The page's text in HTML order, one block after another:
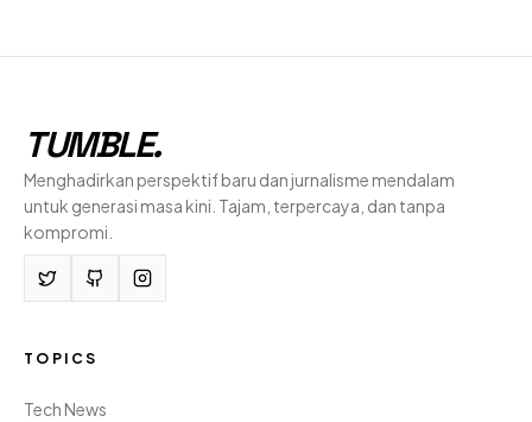
TUMBLE.
Menghadirkan perspektif baru dan jurnalisme mendalam
untuk generasi masa kini. Tajam, terpercaya, dan tanpa
kompromi.
TOPICS
Tech News